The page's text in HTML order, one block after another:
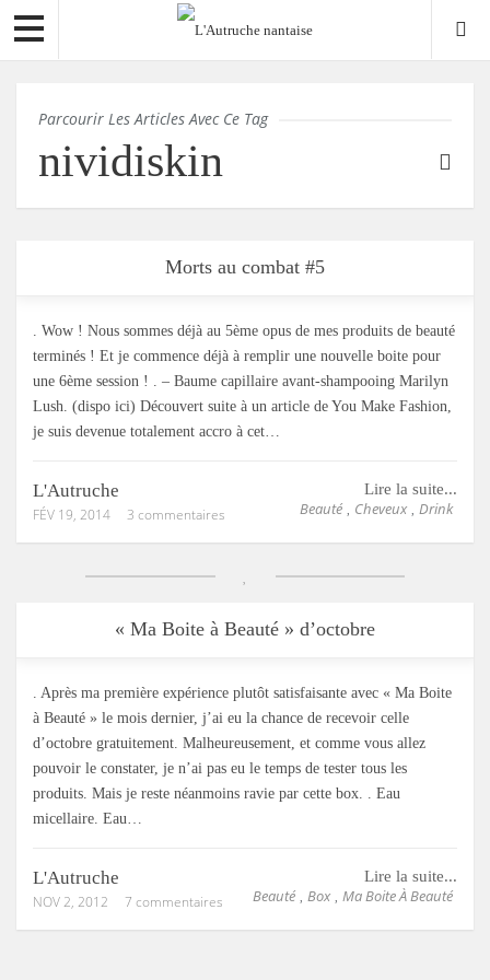
Parcourir Les Articles Avec Ce Tag
nividiskin
Morts au combat #5
. Wow ! Nous sommes déjà au 5ème opus de mes produits de beauté
terminés ! Et je commence déjà à remplir une nouvelle boite pour
une 6ème session ! . – Baume capillaire avant-shampooing Marilyn
Lush. (dispo ici) Découvert suite à un article de You Make Fashion,
je suis devenue totalement accro à cet…
Lire la suite...
Beauté Cheveux Drink
L'Autruche
FÉV 19, 2014 3 commentaires
« Ma Boite à Beauté » d’octobre
. Après ma première expérience plutôt satisfaisante avec « Ma Boite
à Beauté » le mois dernier, j’ai eu la chance de recevoir celle
d’octobre gratuitement. Malheureusement, et comme vous allez
pouvoir le constater, je n’ai pas eu le temps de tester tous les
produits. Mais je reste néanmoins ravie par cette box. . Eau
micellaire. Eau…
Lire la suite...
Beauté Box Ma Boite À Beauté
L'Autruche
NOV 2, 2012 7 commentaires